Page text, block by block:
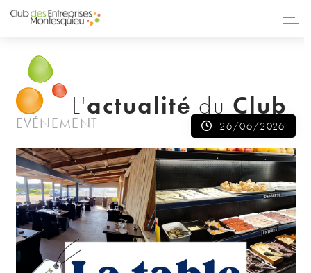
L'actualité du Club
26/06/2026
EVÉNEMENT